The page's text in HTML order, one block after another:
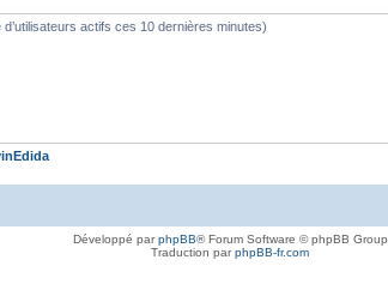
actifs ces 10 dernières minutes)
Développé parphpBB® Forum Software © phpBB Group
Traduction parphpBB-fr.com